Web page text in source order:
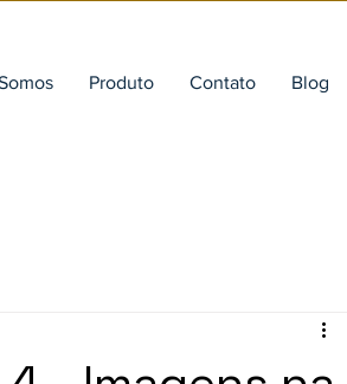
Produto Contato Blog